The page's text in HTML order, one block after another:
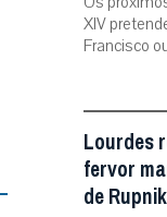
XIV
Francisco
Lourdes
fervor
de Rupnik